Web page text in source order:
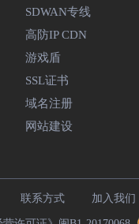
SDWAN专线
高防IP CDN
游戏盾
SSL证书
域名注册
网站建设
联系方式 加入我们